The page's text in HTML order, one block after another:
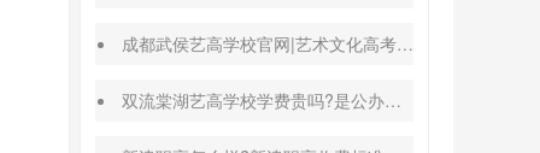
成都武侯艺高学校官网|艺术文化高考班能高考吗
双流棠湖艺高学校学费贵吗?是公办还是民办